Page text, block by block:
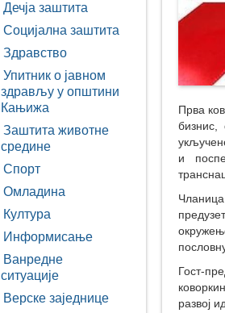
Дечја заштита
Социјална заштита
Здравство
Упитник о јавном
здрављу у општини
Кањижа
Заштита животне
средине
Спорт
Омладина
Култура
Информисање
Ванредне
ситуације
Верске заједнице
Прва
бизнис,
и
Гост-
развој